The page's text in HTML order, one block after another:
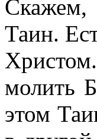
Скажем,
Таин.
молить
этом